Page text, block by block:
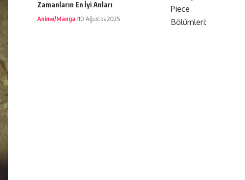
Zamanların En İyi Anları
Anime/Manga 10 Ağustos 2025